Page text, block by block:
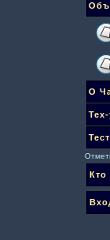
О
Кто